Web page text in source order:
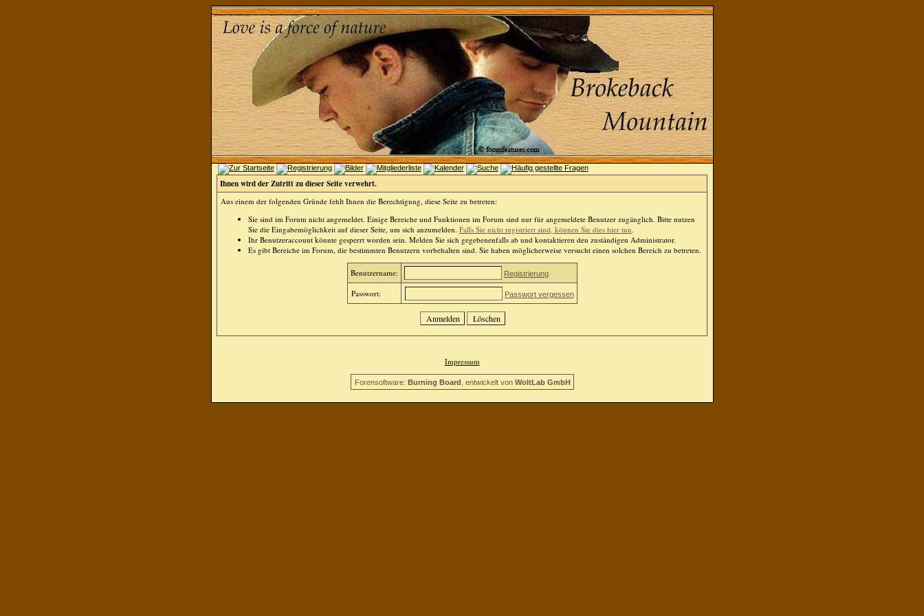
Ihnen wird der Zutritt zu dieser Seite verwehrt.
Aus einem der folgenden Gründe fehlt Ihnen die Berechtigung, diese Seite zu betreten:
Sie sind im Forum nicht angemeldet. Einige Bereiche und Funktionen im Forum sind nur für angemeldete Benutzer zugänglich. Bitte nutzen
Sie die Eingabemöglichkeit auf dieser Seite, um sich anzumelden. Falls Sie nicht registriert sind, können Sie dies hier tun.
Ihr Benutzeraccount könnte gesperrt worden sein. Melden Sie sich gegebenenfalls ab und kontaktieren den zuständigen Administrator.
Es gibt Bereiche im Forum, die bestimmten Benutzern vorbehalten sind. Sie haben möglicherweise versucht einen solchen Bereich zu betreten.
Benutzername: Registrierung
Passwort: Passwort vergessen
Impressum
Forensoftware: Burning Board , entwickelt von WoltLab GmbH